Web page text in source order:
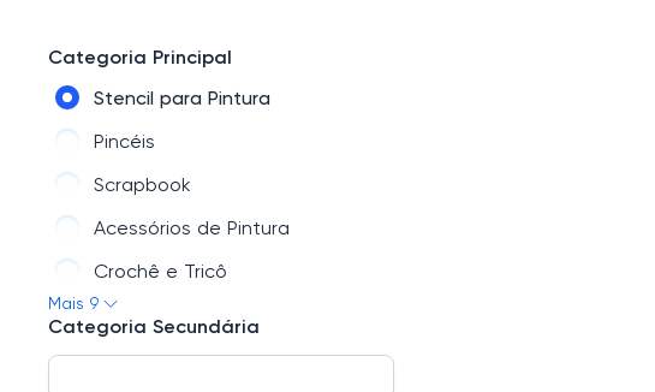
Categoria Principal
Stencil para Pintura
Pincéis
Scrapbook
Acessórios de Pintura
Crochê e Tricô
Decoupage
Tintas e Auxiliares
Mais 9
Categoria Secundária